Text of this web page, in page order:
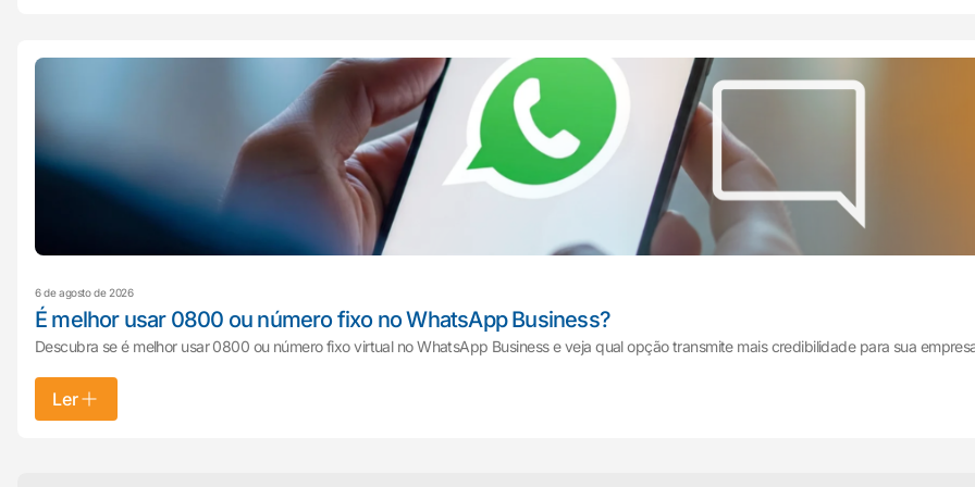
6 de agosto de 2026
É melhor usar 0800 ou número fixo no WhatsApp Business?
Descubra se é melhor usar 0800 ou número fixo virtual no WhatsApp Business e veja qual opção transmite mais credibilidade para sua
Ler